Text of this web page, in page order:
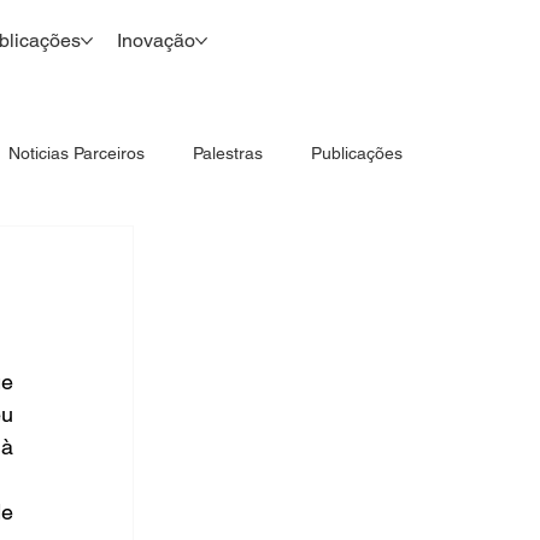
Inovação
Noticias Parceiros Palestras Publicações